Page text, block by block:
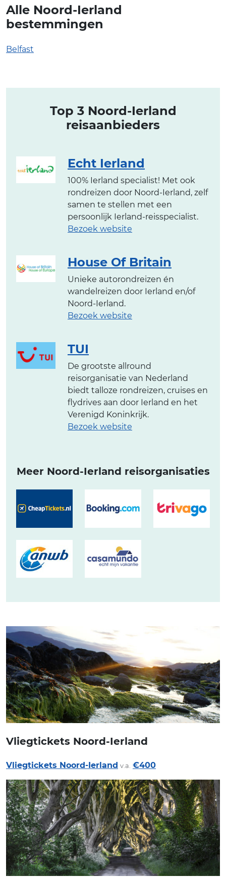
Alle Noord-Ierland
bestemmingen
Belfast
Top 3 Noord-Ierland
reisaanbieders
Echt Ierland
100% Ierland specialist! Met ook
rondreizen door Noord-Ierland, zelf
samen te stellen met een
persoonlijk Ierland-reisspecialist.
Bezoek website
House Of Britain
Unieke autorondreizen én
wandelreizen door Ierland en/of
Noord-Ierland.
Bezoek website
TUI
De grootste allround
reisorganisatie van Nederland
biedt talloze rondreizen, cruises en
flydrives aan door Ierland en het
Verenigd Koninkrijk.
Bezoek website
Meer Noord-Ierland reisorganisaties
Vliegtickets Noord-Ierland
Vliegtickets Noord-Ierland v.a. €400